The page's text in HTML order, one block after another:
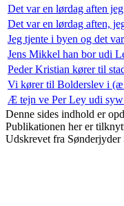
Det var en lørdag aften
Det var en lørdag aften,
Jeg tjente i byen og det
Jens Mikkel han bor udi
Peder Kristian kører til
Vi kører til Bolderslev i
Æ tejn ve Per Ley udi
Denne sides indhold er
Publikationen her er
Udskrevet fra Sønderjyder